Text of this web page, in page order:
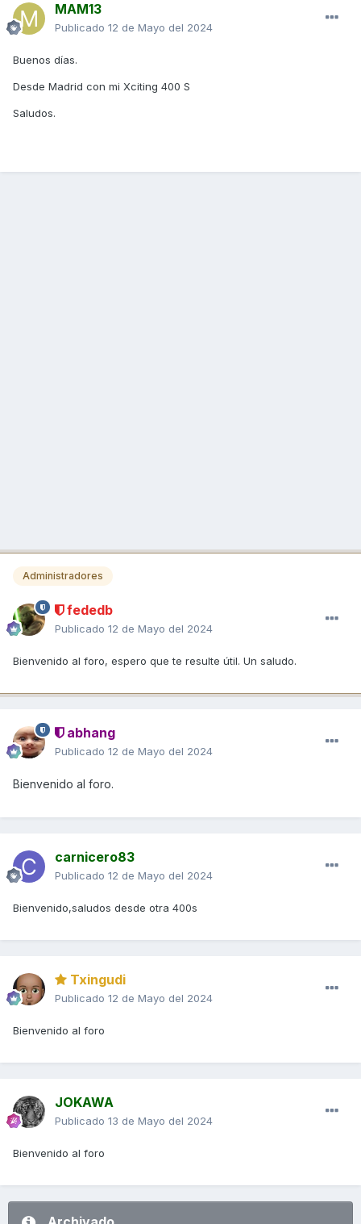
MAM13
Publicado 12 de Mayo del 2024
Buenos días.
Desde Madrid con mi Xciting 400 S
Saludos.
Administradores
fededb
Publicado 12 de Mayo del 2024
Bienvenido al foro, espero que te resulte útil. Un saludo.
abhang
Publicado 12 de Mayo del 2024
Bienvenido al foro.
carnicero83
Publicado 12 de Mayo del 2024
Bienvenido,saludos desde otra 400s
Txingudi
Publicado 12 de Mayo del 2024
Bienvenido al foro
JOKAWA
Publicado 13 de Mayo del 2024
Bienvenido al foro